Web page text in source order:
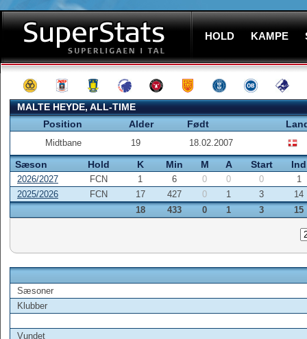
HOLD KAMPE
MALTE HEYDE, ALL-TIME
Position
Alder Født
Midtbane 19 18.02.2007
Sæson Hold K Min M A Start Ind
2026/2027 FCN 1 6 0 0 0
1
2025/2026
FCN 17 427 0 1 3
14
18
433 0 1 3 15
Sæsoner
Klubber
Vundet